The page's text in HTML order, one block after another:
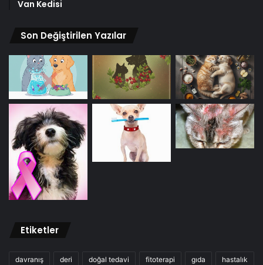
Van Kedisi
Son Değiştirilen Yazılar
Etiketler
davranış deri doğal tedavi fitoterapi gıda hastalık